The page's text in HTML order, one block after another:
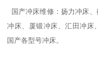
国产冲床维修：扬力冲床
冲床、厦锻冲床、汇田冲床
国产各型号冲床。